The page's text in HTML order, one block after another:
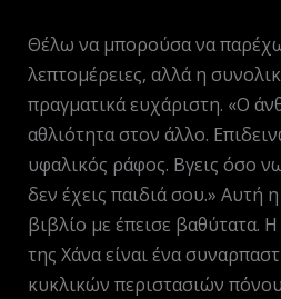
Θέλω να μπορούσα να
λεπτομέρειες, αλλά η
πραγματικά ευχάριστη. «Ο
αθλιότητα στον άλλο.
υφαλικός ράφος. Βγεις όσο
δεν έχεις παιδιά σου.» Αυτή
βιβλίο με έπεισε βαθύτατα.
της Χάνα είναι ένα
κυκλικών περιστασιών